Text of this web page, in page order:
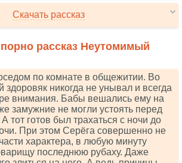
Скачать рассказ
рассказ Неутомимый
по комнате в общежитии. Во
здоровяк никогда не унывал и всегда
внимания. Бабы вешались ему на
замужние не могли устоять перед
тот готов был трахаться с ночи до
При этом Серёга совершенно не
характера, в любую минуту
последнюю рубаху. Даже